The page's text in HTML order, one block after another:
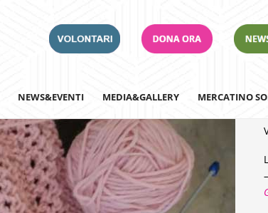
NEWS&EVENTI MEDIA&GALLERY MERCATINO